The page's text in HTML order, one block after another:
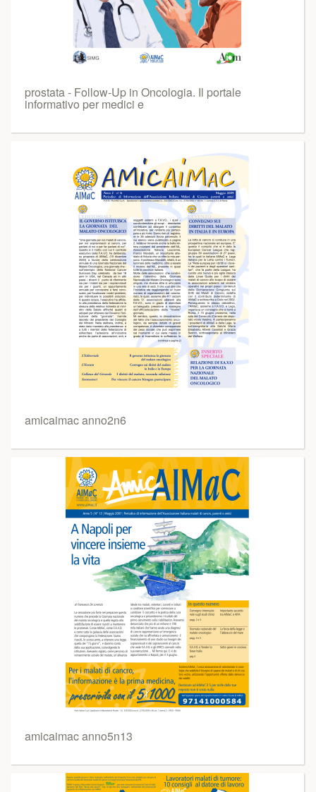
prostata - Follow-Up in Oncologia. Il portale
informativo per medici e
amicaimac anno2n6
amicaimac anno5n13